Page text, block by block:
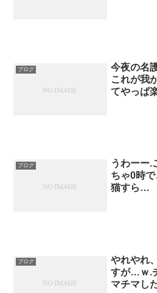
ブログ
今夜の名
これが我
てやっぱ
ブログ
うわーー.
ちゃ0時で
猫すら…
ブログ
やれやれ
すが…ｗ.
マチマし